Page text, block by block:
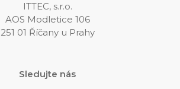
ITTEC, s.r.o.
AOS Modletice 106
251 01 Říčany u Prahy
Sledujte nás